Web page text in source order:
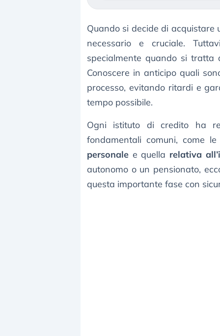
Quando si decide di acquistare
necessario e cruciale.
specialmente quando si tratta
Conoscere in anticipo quali
processo, evitando ritardi e
tempo possibile.
Ogni istituto di credito ha
fondamentali comuni, come
personale e quella relativa
autonomo o un pensionato,
questa importante fase con